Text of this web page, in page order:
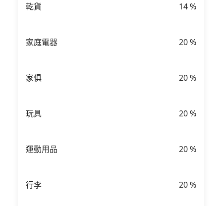
乾貨 14%
家庭電器 20%
家俱 20%
玩具 20%
運動用品 20%
行李 20%